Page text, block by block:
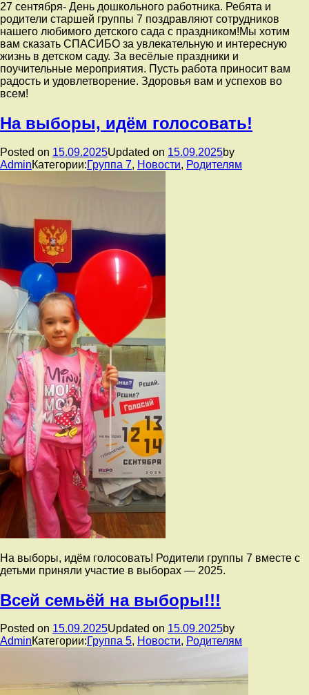
27 сентября- День дошкольного работника. Ребята и
родители старшей группы 7 поздравляют сотрудников
нашего любимого детского сада с праздником!Мы хотим
вам сказать СПАСИБО за увлекательную и интересную
жизнь в детском саду. За весёлые праздники и
поучительные мероприятия. Пусть работа приносит вам
радость и удовлетворение. Здоровья вам и успехов во
всем!
На выборы, идём голосовать!
Posted on 15.09.2025Updated on 15.09.2025by
AdminКатегории:Группа 7, Новости, Родителям
На выборы, идём голосовать! Родители группы 7 вместе с
детьми приняли участие в выборах — 2025.
Всей семьёй на выборы!!!
Posted on 15.09.2025Updated on 15.09.2025by
AdminКатегории:Группа 5, Новости, Родителям